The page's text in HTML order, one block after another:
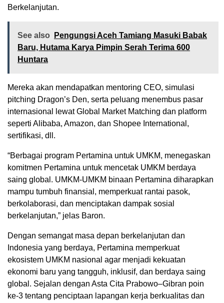
Berkelanjutan.
See also
Pengungsi Aceh Tamiang Masuki Babak
Baru, Hutama Karya Pimpin Serah Terima 600
Huntara
Mereka akan mendapatkan mentoring CEO, simulasi
pitching Dragon’s Den, serta peluang menembus pasar
internasional lewat Global Market Matching dan platform
seperti Alibaba, Amazon, dan Shopee International,
sertifikasi, dll.
“Berbagai program Pertamina untuk UMKM, menegaskan
komitmen Pertamina untuk mencetak UMKM berdaya
saing global. UMKM-UMKM binaan Pertamina diharapkan
mampu tumbuh finansial, memperkuat rantai pasok,
berkolaborasi, dan menciptakan dampak sosial
berkelanjutan,” jelas Baron.
Dengan semangat masa depan berkelanjutan dan
Indonesia yang berdaya, Pertamina memperkuat
ekosistem UMKM nasional agar menjadi kekuatan
ekonomi baru yang tangguh, inklusif, dan berdaya saing
global. Sejalan dengan Asta Cita Prabowo–Gibran poin
ke-3 tentang penciptaan lapangan kerja berkualitas dan